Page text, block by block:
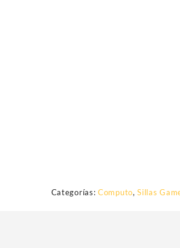
Categorías:Computo,Sillas